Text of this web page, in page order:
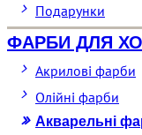
Подарунки
ФАРБИ ДЛЯ
Акрилові фарби
Олійні фарби
Акварельні